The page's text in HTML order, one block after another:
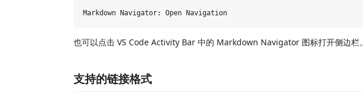
也可以点击 VS Code Activity Bar 中的 Markdown Navigator 图标打开侧边栏。
支持的链接格式